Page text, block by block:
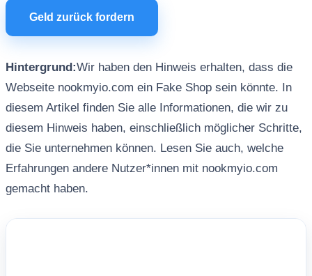
Geld zurück fordern
Hintergrund:Wir haben den Hinweis erhalten, dass die
Webseite nookmyio.com ein Fake Shop sein könnte. In
diesem Artikel finden Sie alle Informationen, die wir zu
diesem Hinweis haben, einschließlich möglicher Schritte,
die Sie unternehmen können. Lesen Sie auch, welche
Erfahrungen andere Nutzer*innen mit nookmyio.com
gemacht haben.